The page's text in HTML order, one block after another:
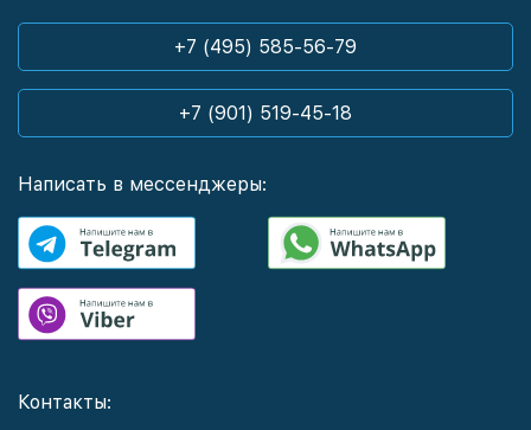
+7 (495) 585-56-79
+7 (901) 519-45-18
Написать в мессенджеры:
Контакты: